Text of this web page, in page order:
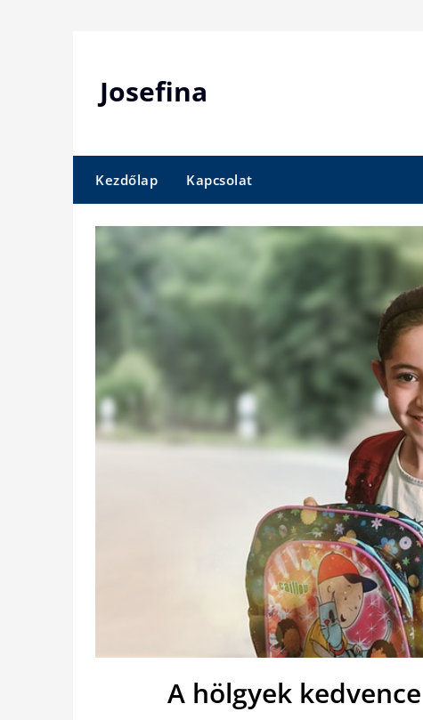
Josefina
Kezdőlap Kapcsolat
A hölgyek